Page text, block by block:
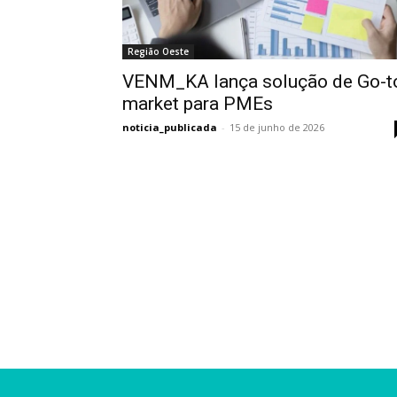
Região Oeste
VENM_KA lança solução de Go-
market para PMEs
noticia_publicada - 15 de junho de 2026